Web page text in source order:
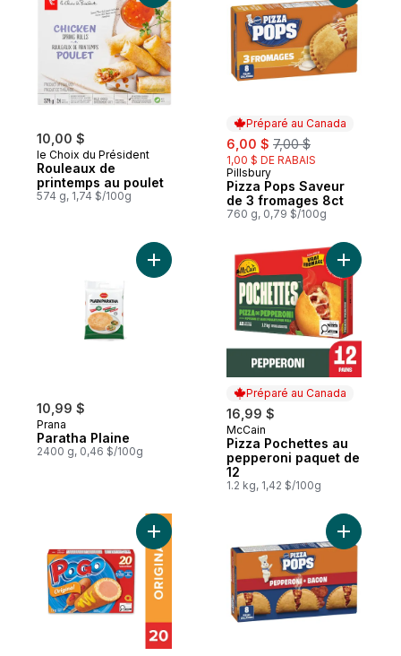
10,00 $
le Choix du Président
Rouleaux de
printemps au poulet
574 g, 1,74 $/100g
Préparé au Canada
sale:
6,00 $ , formerly:
7,00 $
1,00 $ DE RABAIS
Préparé au Canada
Pillsbury
Pizza Pops Saveur
de 3 fromages 8ct
760 g, 0,79 $/100g
10,99 $
Prana
Paratha Plaine
2400 g, 0,46 $/100g
Ajouter Paratha Plaine au panier
Préparé au Canada
16,99 $
Préparé au Canada
McCain
Pizza Pochettes au
pepperoni paquet de
12
1.2 kg, 1,42 $/100g
Ajouter
Ajouter Saucisses sur bâtonnet original
Ajouter